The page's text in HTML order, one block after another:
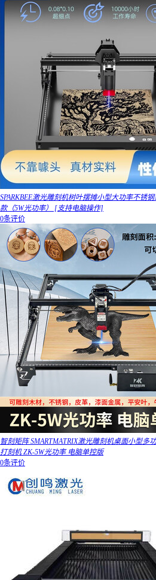
SPARKBEE激光雕刻机树叶摆摊小型大功率不锈
款（5W光功率） [支持电脑操作]
0条评价
智刻矩阵 SMARTMATRIX激光雕刻机桌面小型多
打刻机 ZK-5W光功率 电脑单控版
0条评价